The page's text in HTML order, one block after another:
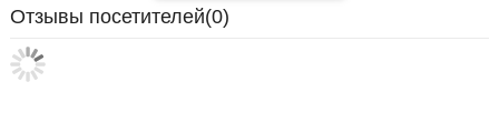
Отзывы посетителей(0)